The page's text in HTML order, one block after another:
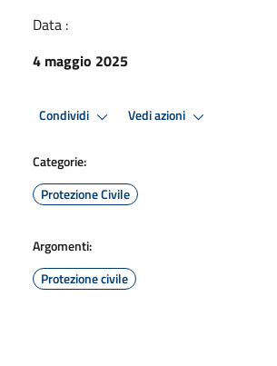
Data :
4 maggio 2025
Condividi Vedi azioni
Categorie:
Protezione Civile
Argomenti:
Protezione civile